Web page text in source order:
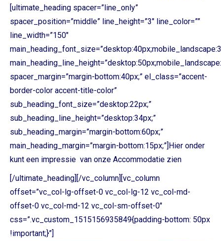
[ultimate_heading spacer=”line_only”
spacer_position=”middle” line_height=”3″ line_color=””
line_width=”150″
spacer_margin=”margin-bottom:40px;” el_class=”accent-
border-color accent-title-color”
sub_heading_font_size=”desktop:22px;”
sub_heading_line_height=”desktop:34px;”
sub_heading_margin=”margin-bottom:60px;”
main_heading_margin=”margin-bottom:15px;”]Hier onder
kunt een impressie van onze Accommodatie zien
[/ultimate_heading][/vc_column][vc_column
offset=”vc_col-lg-offset-0 vc_col-lg-12 vc_col-md-
offset-0 vc_col-md-12 vc_col-sm-offset-0″
css=”.vc_custom_1515156935849{padding-bottom: 50px
!important;}”]